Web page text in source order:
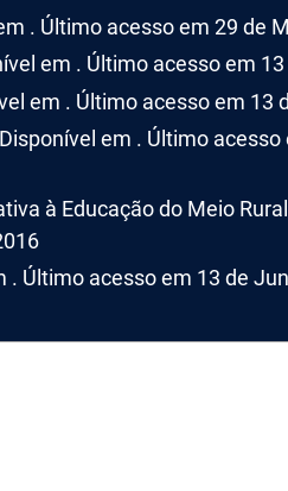
. Último acesso em 29 de
em . Último acesso em
em . Último acesso em 13
em . Último
à Educação do Meio
. Último acesso em 13 de